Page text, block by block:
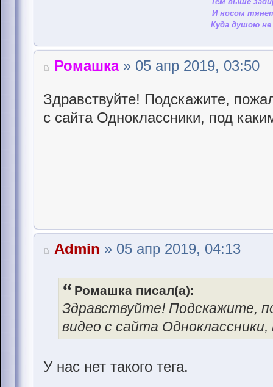
И носом
Куда душою
Ромашка» 05 апр 2019, 03:50
Здравствуйте! Подскажите,
с сайта Одноклассники, под
Admin » 05 апр 2019, 04:13
Ромашка писал(а):
Здравствуйте! Подскажите,
видео с сайта
У нас нет такого тега.